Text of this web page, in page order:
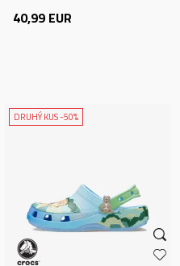
40,99 EUR
DRUHÝ KUS -50%